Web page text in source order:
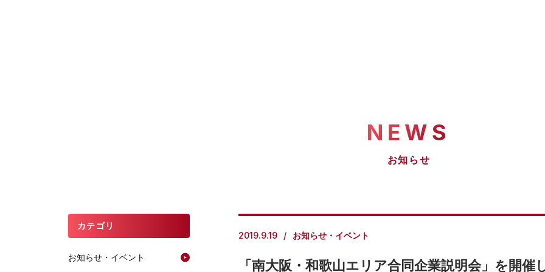
NEWS
お知らせ
2019.9.19 お知らせ・イベント
「南大阪・和歌山エリア合同企業説明会」を開催
カテゴリ
お知らせ・イベント